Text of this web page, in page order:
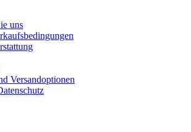
uns
Versandoptionen